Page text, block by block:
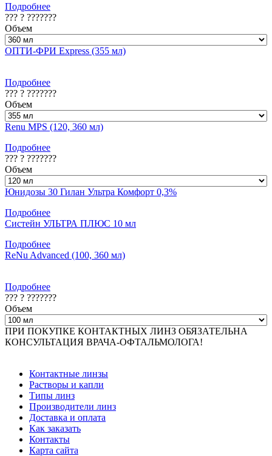
Подробнее
??? ? ???????
Объем
ОПТИ-ФРИ Express (355 мл)
Подробнее
??? ? ???????
Объем
Renu MPS (120, 360 мл)
Подробнее
??? ? ???????
Объем
Юнидозы 30 Гилан Ультра Комфорт 0,3%
Подробнее
Систейн УЛЬТРА ПЛЮС 10 мл
Подробнее
ReNu Advanced (100, 360 мл)
Подробнее
??? ? ???????
Объем
ПРИ ПОКУПКЕ КОНТАКТНЫХ ЛИНЗ ОБЯЗАТЕЛЬНА
КОНСУЛЬТАЦИЯ ВРАЧА-ОФТАЛЬМОЛОГА!
Контактные линзы
Растворы и капли
Типы линз
Производители линз
Доставка и оплата
Как заказать
Контакты
Карта сайта